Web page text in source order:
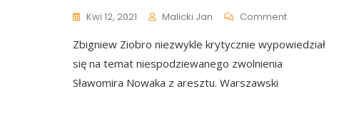
Kwi 12, 2021 Malicki Jan CommentOn
Polityk
Zbigniew Ziobro niezwykle krytycznie wypowiedział
się na temat niespodziewanego zwolnienia
Sławomira Nowaka z aresztu. Warszawski